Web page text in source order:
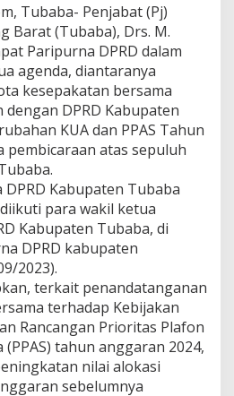
Tubaba- Penjabat (Pj)
Barat (Tubaba), Drs. M.
Paripurna DPRD dalam
agenda, diantaranya
kesepakatan bersama
DPRD Kabupaten
KUA dan PPAS Tahun
pembicaraan atas sepuluh
Kabupaten Tubaba
para wakil ketua
Kabupaten Tubaba, di
DPRD kabupaten
2023).
terkait penandatanganan
terhadap Kebijakan
Rancangan Prioritas Plafon
tahun anggaran 2024,
nilai alokasi
sebelumnya